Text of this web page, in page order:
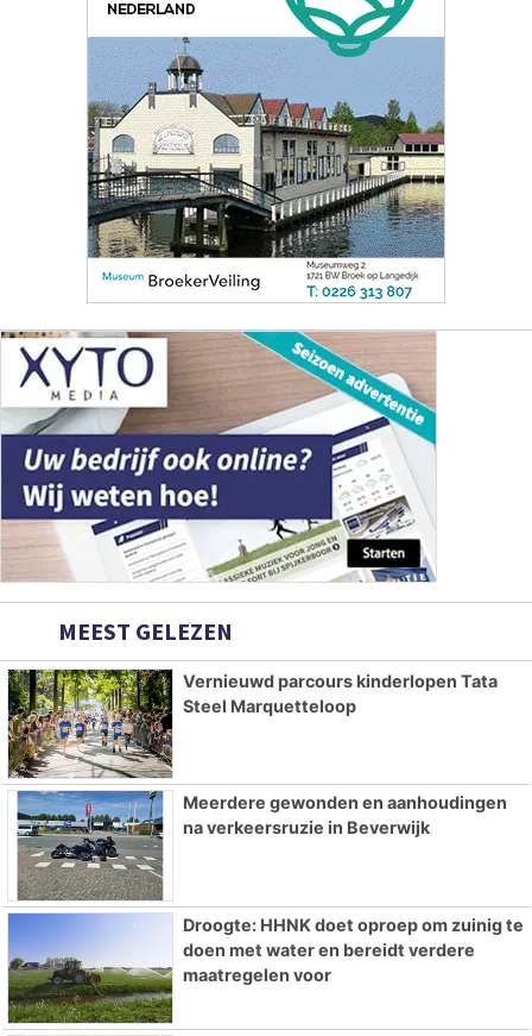
MEEST GELEZEN
Vernieuwd parcours kinderlopen Tata
Steel Marquetteloop
Meerdere gewonden en aanhoudingen
na verkeersruzie in Beverwijk
Droogte: HHNK doet oproep om zuinig te
doen met water en bereidt verdere
maatregelen voor